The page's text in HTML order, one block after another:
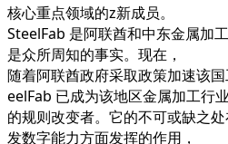
核心重点领域的z新成员。
SteelFab 是阿联酋和中东金属加
是众所周知的事实。现在，
随着阿联酋政府采取政策加速该
eelFab 已成为该地区金属加工行业
的规则改变者。它的不可或缺之
发数字能力方面发挥的作用，